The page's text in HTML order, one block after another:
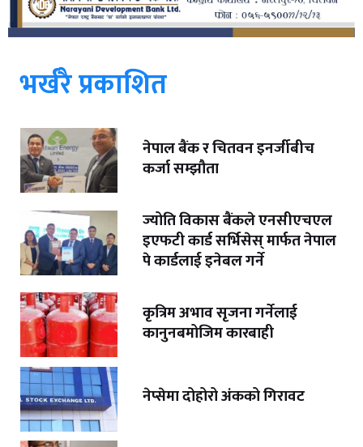
भर्खरै प्रकाशित
नेपाल बैंक र चितवन इनर्जीबीच
कर्जा सम्झौता
ज्योति विकास बैंकले एनसीएचएल
इएफटी कार्ड सर्भिसेस् मार्फत नेपाल
पे कार्डलाई इनेबल गर्ने
कृत्रिम अभाव सृजना गर्नेलाई
कानुनबमोजिम कारबाही
नेप्सेमा दोहोरो अंकको गिरावट